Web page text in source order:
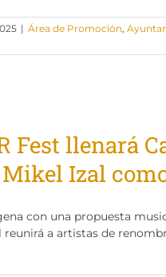
| Área de Promoción,
Fest llenará
Izal
con una propuesta
a artistas de